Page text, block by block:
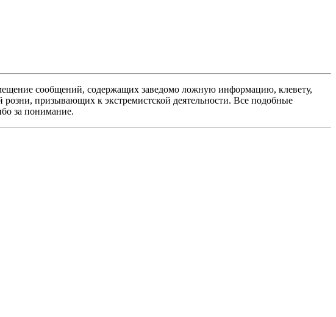
сообщений, содержащих заведомо ложную информацию, клевету,
призывающих к экстремистской деятельности. Все подобные
за понимание.